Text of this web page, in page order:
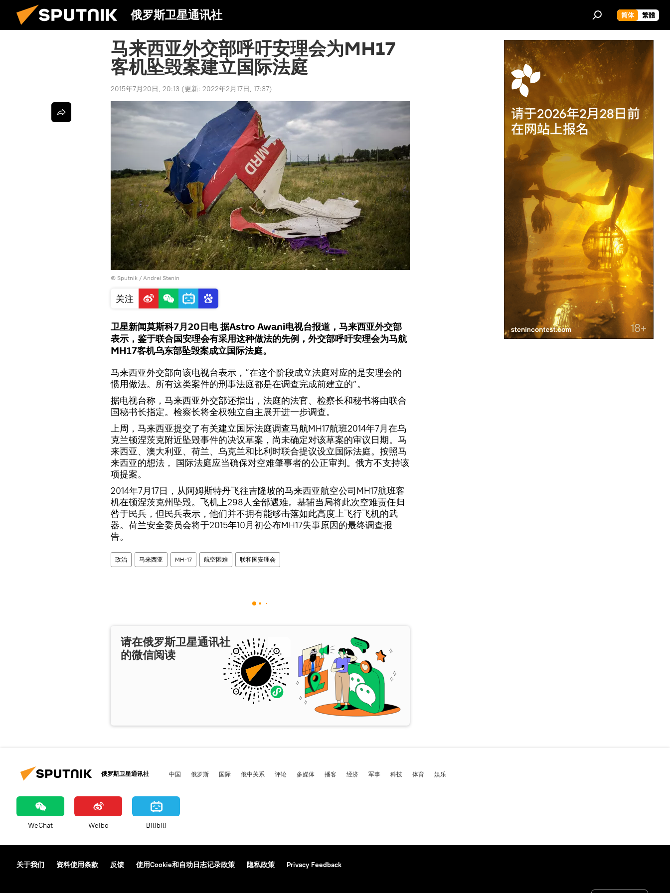
俄罗斯卫星通讯社 简体 繁體
马来西亚外交部呼吁安理会为MH17
客机坠毁案建立国际法庭
2015年7月20日, 20:13 (更新: 2022年2月17日, 17:37)
© Sputnik / Andrei Stenin
关注
卫星新闻莫斯科7月20日电 据Astro Awani电视台报道，马来西亚外交部
表示，鉴于联合国安理会有采用这种做法的先例，外交部呼吁安理会为马航
MH17客机乌东部坠毁案成立国际法庭。
马来西亚外交部向该电视台表示，“在这个阶段成立法庭对应的是安理会的
惯用做法。所有这类案件的刑事法庭都是在调查完成前建立的”。
据电视台称，马来西亚外交部还指出，法庭的法官、检察长和秘书将由联合
国秘书长指定。检察长将全权独立自主展开进一步调查。
上周，马来西亚提交了有关建立国际法庭调查马航MH17航班2014年7月在乌
克兰顿涅茨克附近坠毁事件的决议草案，尚未确定对该草案的审议日期。马
来西亚、澳大利亚、荷兰、乌克兰和比利时联合提议设立国际法庭。按照马
来西亚的想法， 国际法庭应当确保对空难肇事者的公正审判。俄方不支持该
项提案。
2014年7月17日，从阿姆斯特丹飞往吉隆坡的马来西亚航空公司MH17航班客
机在顿涅茨克州坠毁。飞机上298人全部遇难。基辅当局将此次空难责任归
咎于民兵，但民兵表示，他们并不拥有能够击落如此高度上飞行飞机的武
器。荷兰安全委员会将于2015年10月初公布MH17失事原因的最终调查报
告。
政治 马来西亚 MH-17 航空困难 联和国安理会
请在俄罗斯卫星通讯社
的微信阅读
俄罗斯卫星通讯社 中国 俄罗斯 国际 俄中关系 评论 多媒体 播客 经济 军事 科技 体育 娱乐
WeChat Weibo Bilibili
关于我们 资料使用条款 反馈 使用Cookie和自动日志记录政策 隐私政策 Privacy Feedback